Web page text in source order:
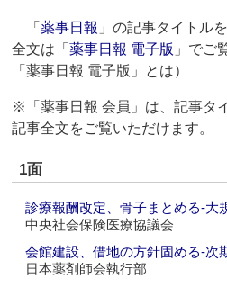
「薬事日報 」の記事タイトル
全文は「薬事日報 電子版 」でご
「薬事日報 電子版」とは）
※「薬事日報 会員」は、記事タ
記事全文をご覧いただけます。
1面
診療報酬改定、骨子まとめる‐大
中央社会保険医療協議会
会館建設、借地の方針固める‐次
日本薬剤師会執行部